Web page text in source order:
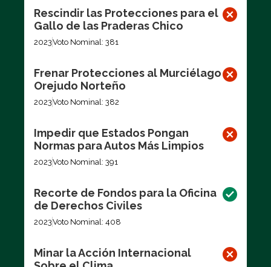
Rescindir las Protecciones para el
Gallo de las Praderas Chico
2023Voto Nominal: 381
Frenar Protecciones al Murciélago
Orejudo Norteño
2023Voto Nominal: 382
Impedir que Estados Pongan
Normas para Autos Más Limpios
2023Voto Nominal: 391
Recorte de Fondos para la Oficina
de Derechos Civiles
2023Voto Nominal: 408
Minar la Acción Internacional